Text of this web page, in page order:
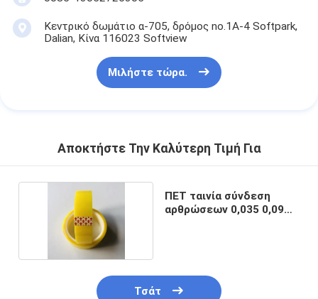
Κεντρικό δωμάτιο α-705, δρόμος no.1A-4 Softpark,
Dalian, Κίνα 116023 Softview
Μιλήστε τώρα.
Αποκτήστε Την Καλύτερη Τιμή Για
ΠΕΤ ταινία σύνδεση
αρθρώσεων 0,035 0,09
Τσάτ